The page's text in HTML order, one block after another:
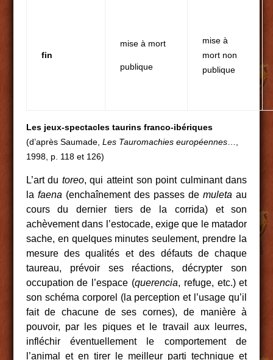
fin
mise à mort
publique
mise à
mort non
publique
Les jeux-spectacles taurins franco-ibériques
(d’après Saumade, Les Tauromachies européennes…,
1998, p. 118 et 126)
L’art du toreo, qui atteint son point culminant dans
la faena (enchaînement des passes demuleta au
cours du dernier tiers de la corrida) et son
achèvement dans l’estocade, exige que le matador
sache, en quelques minutes seulement, prendre la
mesure des qualités et des défauts de chaque
taureau, prévoir ses réactions, décrypter son
occupation de l’espace (querencia, refuge, etc.) et
son schéma corporel (la perception et l’usage qu’il
fait de chacune de ses cornes), de manière à
pouvoir, par les piques et le travail aux leurres,
infléchir éventuellement le comportement de
l’animal et en tirer le meilleur parti technique et